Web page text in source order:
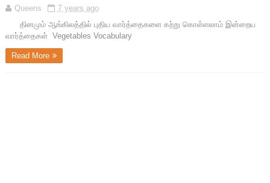
Queens
7 years ago
தினமும் ஆங்கிலத்தில் புதிய வார்த்தைகளை கற்று கொள்ளலாம் இன்றைய
வார்த்தைகள் Vegetables Vocabulary
Read More